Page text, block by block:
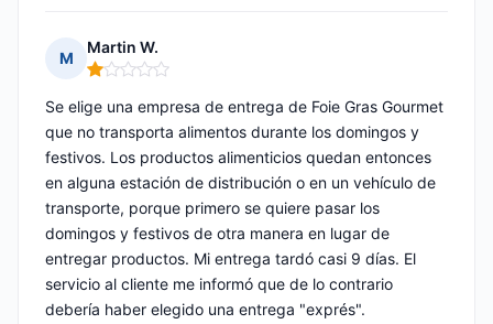
M
Martin W.
Nota: 1 de 5
Se elige una empresa de entrega de Foie Gras Gourmet
que no transporta alimentos durante los domingos y
festivos. Los productos alimenticios quedan entonces
en alguna estación de distribución o en un vehículo de
transporte, porque primero se quiere pasar los
domingos y festivos de otra manera en lugar de
entregar productos. Mi entrega tardó casi 9 días. El
servicio al cliente me informó que de lo contrario
debería haber elegido una entrega "exprés".